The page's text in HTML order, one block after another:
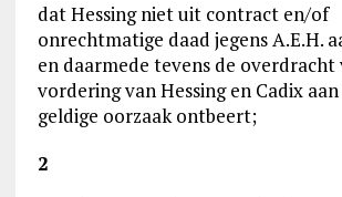
dat Hessing niet uit contract en/of
onrechtmatige daad jegens A.E.H.
en daarmede tevens de overdracht
vordering van Hessing en Cadix aan
geldige oorzaak ontbeert;
2